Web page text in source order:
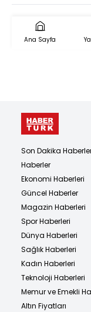
Ana Sayfa
Son Dakika
Haberler
Ekonomi Haberleri
Güncel Haberler
Magazin Haberleri
Spor Haberleri
Dünya Haberleri
Sağlık Haberleri
Kadın Haberleri
Teknoloji Haberleri
Memur ve Emekli
Altın Fiyatları